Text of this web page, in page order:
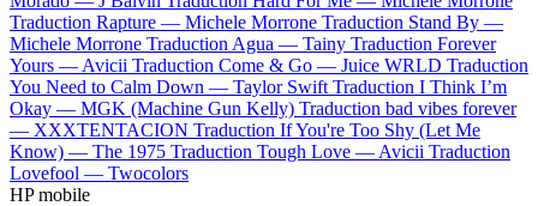
Traduction Rapture — Michele Morrone Traduction Stand By —
Michele Morrone Traduction Agua — Tainy Traduction Forever
Yours — Avicii Traduction Come & Go — Juice WRLD Traduction
You Need to Calm Down — Taylor Swift Traduction I Think I’m
Okay — MGK (Machine Gun Kelly) Traduction bad vibes forever
— XXXTENTACION Traduction If You're Too Shy (Let Me
Know) — The 1975 Traduction Tough Love — Avicii Traduction
Lovefool — Twocolors
HP mobile